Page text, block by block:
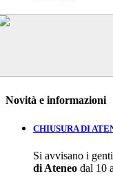
Novità e informazioni
CHIUSURA DI
Si avvisano i
di Ateneo dal 10